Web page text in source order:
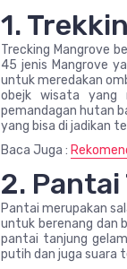
1.
Trecking Mangrove
45 jenis Mangrove
untuk meredakan
obejk wisata yang
pemandagan hutan
yang bisa di jadikan
Baca Juga :
2. Pantai
Pantai merupakan
untuk berenang dan
pantai tanjung
putih dan juga suara